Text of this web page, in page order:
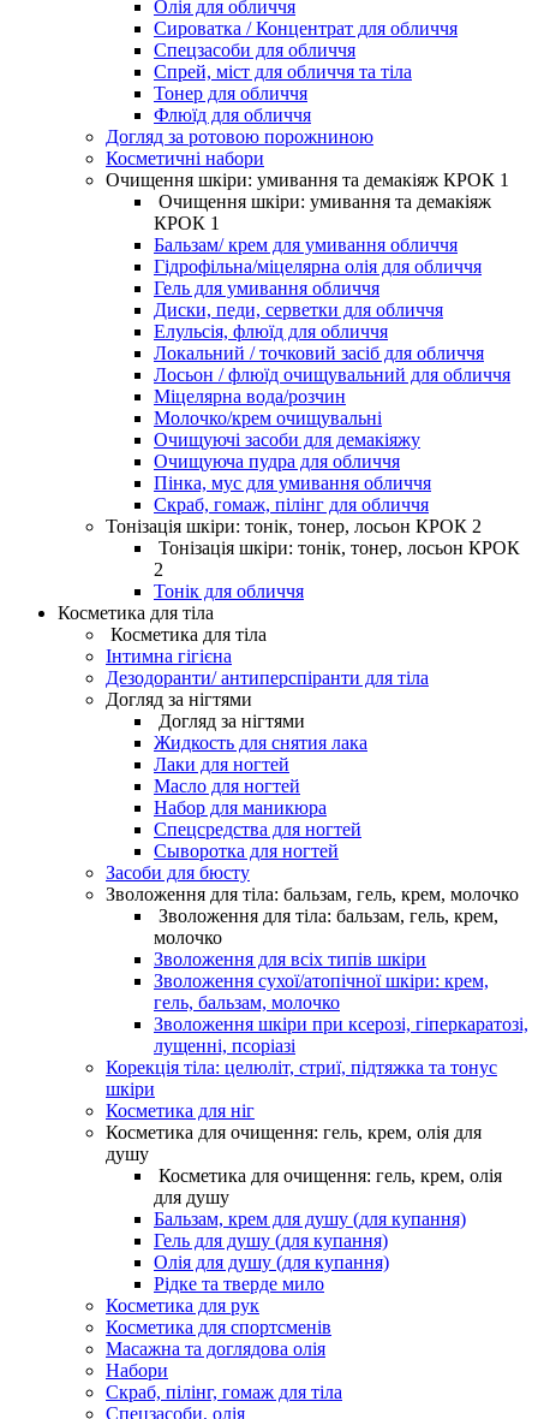
Олія для обличчя
Сироватка / Концентрат для обличчя
Спецзасоби для обличчя
Спрей, міст для обличчя та тіла
Тонер для обличчя
Флюїд для обличчя
Догляд за ротовою порожниною
Косметичні набори
Очищення шкіри: умивання та демакіяж КРОК 1
Очищення шкіри: умивання та демакіяж
КРОК 1
Бальзам/ крем для умивання обличчя
Гідрофільна/міцелярна олія для обличчя
Гель для умивання обличчя
Диски, педи, серветки для обличчя
Елульсія, флюїд для обличчя
Локальний / точковий засіб для обличчя
Лосьон / флюїд очищувальний для обличчя
Міцелярна вода/розчин
Молочко/крем очищувальні
Очищуючі засоби для демакіяжу
Очищуюча пудра для обличчя
Пінка, мус для умивання обличчя
Скраб, гомаж, пілінг для обличчя
Тонізація шкіри: тонік, тонер, лосьон КРОК 2
Тонізація шкіри: тонік, тонер, лосьон КРОК
2
Тонік для обличчя
Косметика для тіла
Косметика для тіла
Інтимна гігієна
Дезодоранти/ антиперспіранти для тіла
Догляд за нігтями
Догляд за нігтями
Жидкость для снятия лака
Лаки для ногтей
Масло для ногтей
Набор для маникюра
Спецсредства для ногтей
Сыворотка для ногтей
Засоби для бюсту
Зволоження для тіла: бальзам, гель, крем, молочко
Зволоження для тіла: бальзам, гель, крем,
молочко
Зволоження для всіх типів шкіри
Зволоження сухої/атопічної шкіри: крем,
гель, бальзам, молочко
Зволоження шкіри при ксерозі, гіперкаратозі,
лущенні, псоріазі
Корекція тіла: целюліт, стриї, підтяжка та тонус
шкіри
Косметика для ніг
Косметика для очищення: гель, крем, олія для
душу
Косметика для очищення: гель, крем, олія
для душу
Бальзам, крем для душу (для купання)
Гель для душу (для купання)
Олія для душу (для купання)
Рідке та тверде мило
Косметика для рук
Косметика для спортсменів
Масажна та доглядова олія
Набори
Скраб, пілінг, гомаж для тіла
Спецзасоби, олія